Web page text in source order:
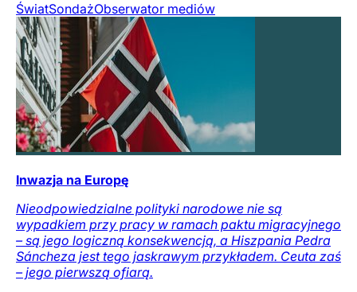
ŚwiatSondażObserwator mediów
Inwazja na Europę
Nieodpowiedzialne polityki narodowe nie są
wypadkiem przy pracy w ramach paktu migracyjnego
– są jego logiczną konsekwencją, a Hiszpania Pedra
Sáncheza jest tego jaskrawym przykładem. Ceuta zaś
– jego pierwszą ofiarą.